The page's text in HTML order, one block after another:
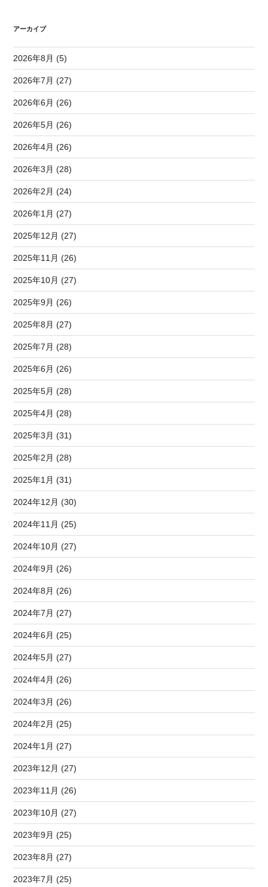
アーカイブ
2026年8月 (5)
2026年7月 (27)
2026年6月 (26)
2026年5月 (26)
2026年4月 (26)
2026年3月 (28)
2026年2月 (24)
2026年1月 (27)
2025年12月 (27)
2025年11月 (26)
2025年10月 (27)
2025年9月 (26)
2025年8月 (27)
2025年7月 (28)
2025年6月 (26)
2025年5月 (28)
2025年4月 (28)
2025年3月 (31)
2025年2月 (28)
2025年1月 (31)
2024年12月 (30)
2024年11月 (25)
2024年10月 (27)
2024年9月 (26)
2024年8月 (26)
2024年7月 (27)
2024年6月 (25)
2024年5月 (27)
2024年4月 (26)
2024年3月 (26)
2024年2月 (25)
2024年1月 (27)
2023年12月 (27)
2023年11月 (26)
2023年10月 (27)
2023年9月 (25)
2023年8月 (27)
2023年7月 (25)